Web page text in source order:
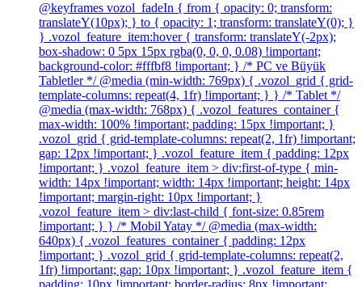
@keyframes vozol_fadeIn { from { opacity: 0; transform:
translateY(10px); } to { opacity: 1; transform: translateY(0); }
} .vozol_feature_item:hover { transform: translateY(-2px);
box-shadow: 0 5px 15px rgba(0, 0, 0, 0.08) !important;
background-color: #fffbf8 !important; } /* PC ve Büyük
Tabletler */ @media (min-width: 769px) { .vozol_grid { grid-
template-columns: repeat(4, 1fr) !important; } } /* Tablet */
@media (max-width: 768px) { .vozol_features_container {
max-width: 100% !important; padding: 15px !important; }
.vozol_grid { grid-template-columns: repeat(2, 1fr) !important;
gap: 12px !important; } .vozol_feature_item { padding: 12px
!important; } .vozol_feature_item > div:first-of-type { min-
width: 14px !important; width: 14px !important; height: 14px
!important; margin-right: 10px !important; }
.vozol_feature_item > div:last-child { font-size: 0.85rem
!important; } } /* Mobil Yatay */ @media (max-width:
640px) { .vozol_features_container { padding: 12px
!important; } .vozol_grid { grid-template-columns: repeat(2,
1fr) !important; gap: 10px !important; } .vozol_feature_item {